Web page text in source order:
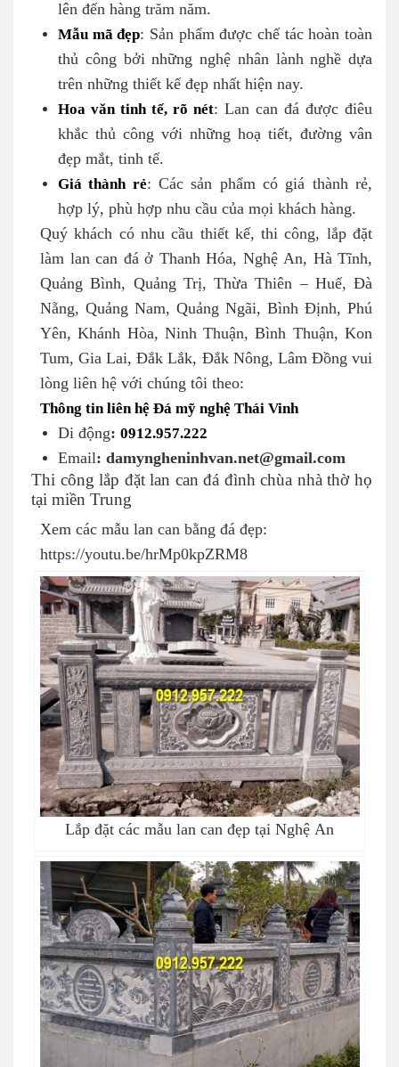
lên đến hàng trăm năm.
Mẫu mã đẹp: Sản phẩm được chế tác hoàn toàn
thủ công bởi những nghệ nhân lành nghề dựa
trên những thiết kế đẹp nhất hiện nay.
Hoa văn tinh tế, rõ nét: Lan can đá được điêu
khắc thủ công với những hoạ tiết, đường vân
đẹp mắt, tinh tế.
Giá thành rẻ: Các sản phẩm có giá thành rẻ,
hợp lý, phù hợp nhu cầu của mọi khách hàng.
Quý khách có nhu cầu thiết kế, thi công, lắp đặt
làm lan can đá ở Thanh Hóa, Nghệ An, Hà Tĩnh,
Quảng Bình, Quảng Trị, Thừa Thiên – Huế, Đà
Nẵng, Quảng Nam, Quảng Ngãi, Bình Định, Phú
Yên, Khánh Hòa, Ninh Thuận, Bình Thuận, Kon
Tum, Gia Lai, Đắk Lắk, Đắk Nông, Lâm Đồng vui
lòng liên hệ với chúng tôi theo:
Thông tin liên hệ Đá mỹ nghệ Thái Vinh
Di động: 0912.957.222
Email: damyngheninhvan.net@gmail.com
Thi công lắp đặt lan can đá đình chùa nhà thờ họ
tại miền Trung
Xem các mẫu lan can bằng đá đẹp:
https://youtu.be/hrMp0kpZRM8
Lắp đặt các mẫu lan can đẹp tại Nghệ An